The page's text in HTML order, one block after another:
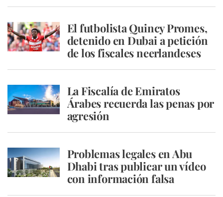
El futbolista Quincy Promes,
detenido en Dubai a petición
de los fiscales neerlandeses
La Fiscalía de Emiratos
Árabes recuerda las penas por
agresión
Problemas legales en Abu
Dhabi tras publicar un vídeo
con información falsa